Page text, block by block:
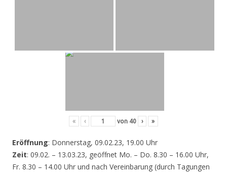
« ‹ von 40 › »
Eröffnung: Donnerstag, 09.02.23, 19.00 Uhr
Zeit: 09.02. – 13.03.23, geöffnet Mo. – Do. 8.30 – 16.00 Uhr,
Fr. 8.30 – 14.00 Uhr und nach Vereinbarung (durch Tagungen